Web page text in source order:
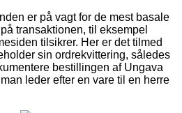
er på vagt for de mest basale
transaktionen, til eksempel
tilsikrer. Her er det tilmed
sin ordrekvittering, således
bestillingen af Ungava
leder efter en vare til en herre